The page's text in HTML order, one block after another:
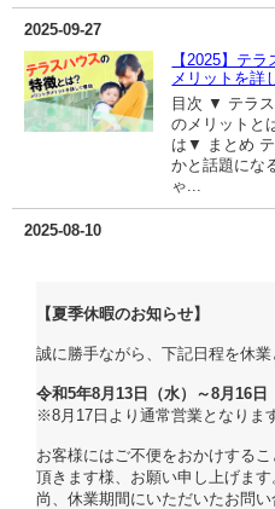
2025-09-27
【2025】テ
メリットを詳
目次 ▼ テラ
のメリットと
は▼ まとめ テ
かと話題にな
ゃ...
2025-08-10
【夏季休暇のお知らせ】
誠に勝手ながら、下記日程を休業
令和5年8月13日（水）～8月16日
※8月17日より通常営業となりま
お客様にはご不便をおかけする
頂きます様、お願い申し上げます
尚、休業期間にいただいたお問い